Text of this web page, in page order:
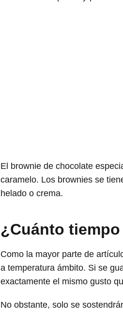
El brownie de chocolate
caramelo. Los brownies se
helado o crema.
¿Cuánto
Como la mayor parte de
a temperatura ámbito. Si se
exactamente el mismo gusto
No obstante, solo se